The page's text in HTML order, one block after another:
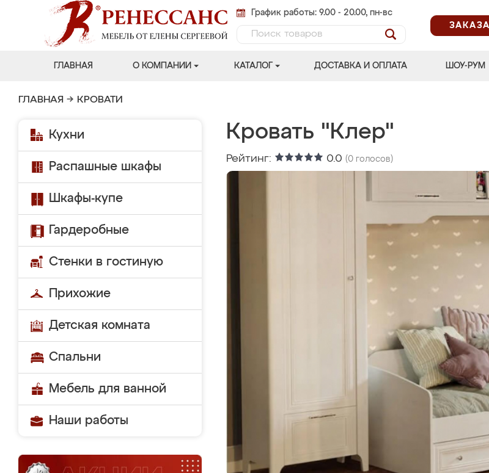
График работы: 9.00 - 20.00, пн-вс
ГЛАВНАЯ О КОМПАНИИ КАТАЛОГ ДОСТАВКА И ОПЛАТА ШОУ-РУМ
ГЛАВНАЯ → КРОВАТИ
Кухни
Распашные шкафы
Шкафы-купе
Гардеробные
Стенки в гостиную
Прихожие
Детская комната
Спальни
Мебель для ванной
Наши работы
Кровать "Клер"
Рейтинг: 0.0 (0 голосов)